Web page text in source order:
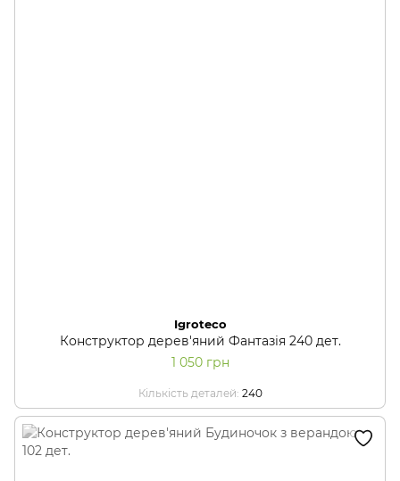
Igroteco
Конструктор дерев'яний Фантазія 240 дет.
1 050 грн
Кількість деталей 240